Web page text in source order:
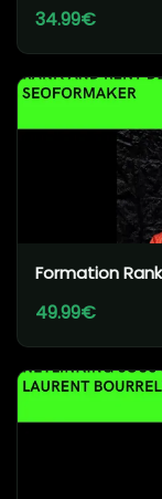
34.99€
Formation
49.99€